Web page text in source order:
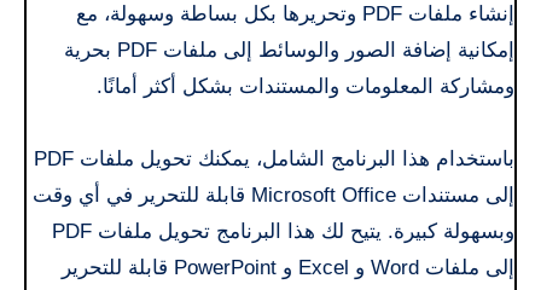
إنشاء ملفات PDF وتحريرها بكل بساطة وسهولة، مع
إمكانية إضافة الصور والوسائط إلى ملفات PDF بحرية
ومشاركة المعلومات والمستندات بشكل أكثر أمانًا.
باستخدام هذا البرنامج الشامل، يمكنك تحويل ملفات PDF
إلى مستندات Microsoft Office قابلة للتحرير في أي وقت
وبسهولة كبيرة. يتيح لك هذا البرنامج تحويل ملفات PDF
إلى ملفات Word و Excel و PowerPoint قابلة للتحرير